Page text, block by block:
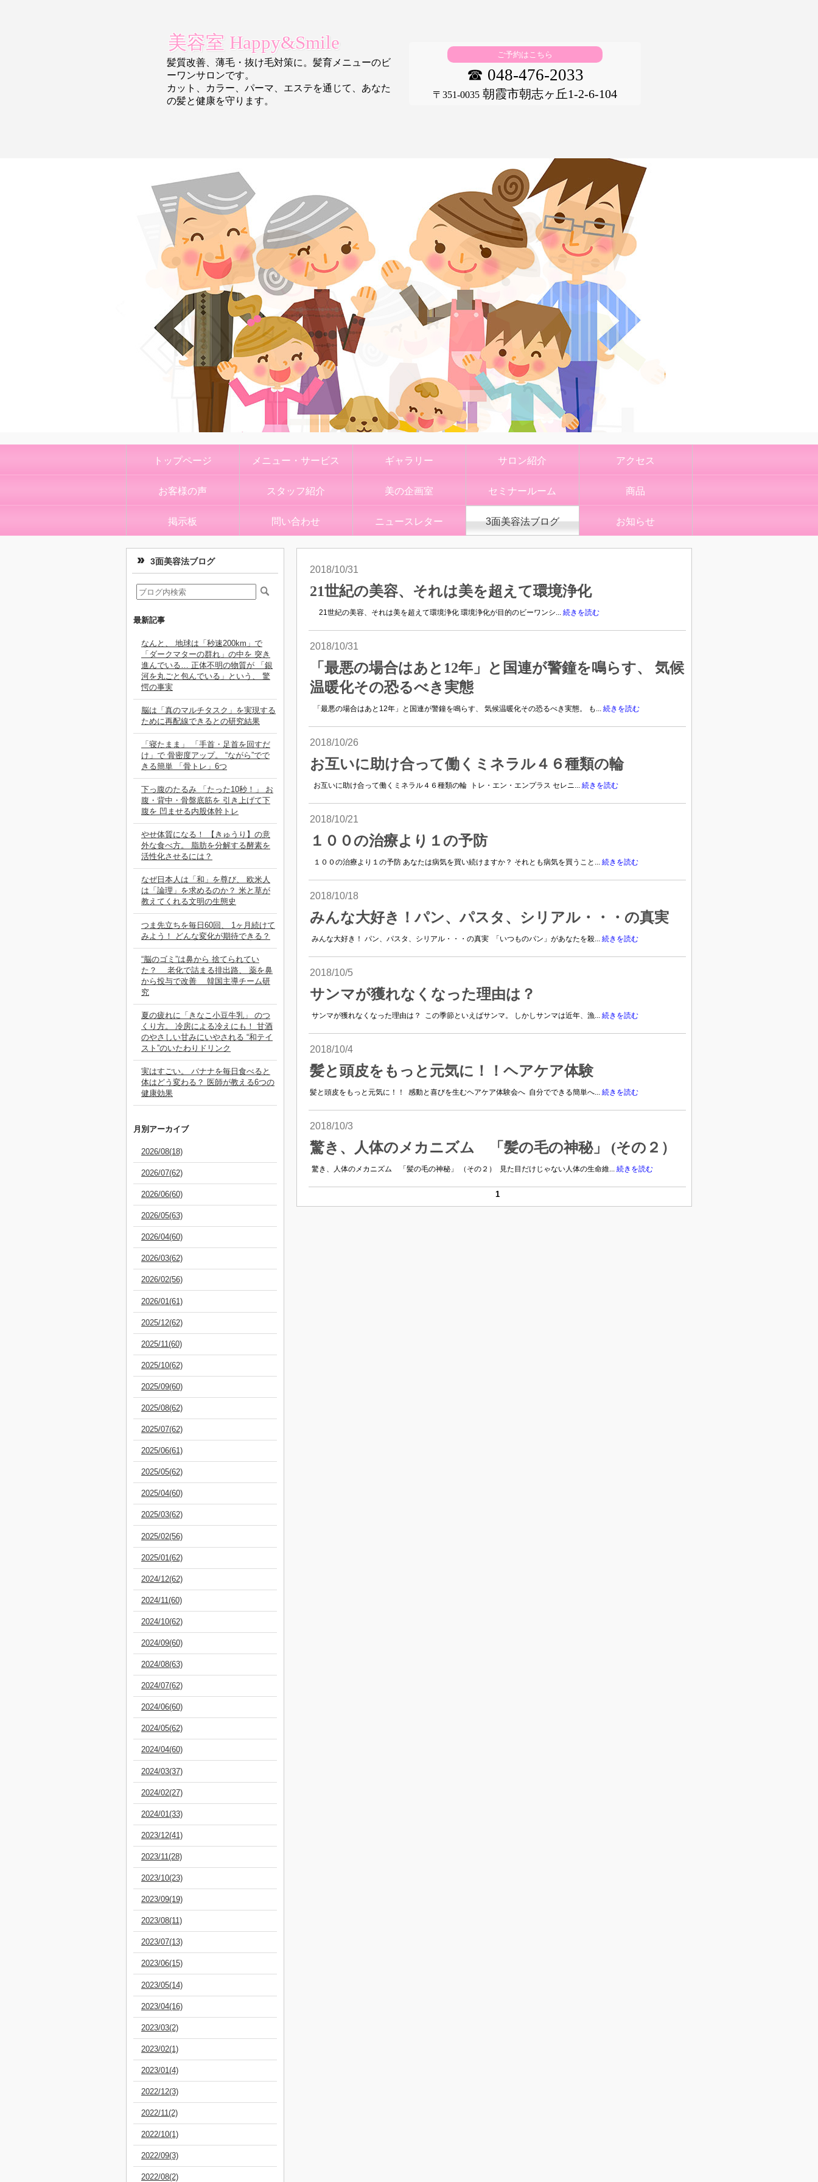
美容室 Happy&Smile
髪質改善、薄毛・抜け毛対策に。髪育メニューのビ
ーワンサロンです。
カット、カラー、パーマ、エステを通じて、あなた
の髪と健康を守ります。
ご予約はこちら
☎ 048-476-2033
〒351-0035 朝霞市朝志ヶ丘1-2-6-104
トップページ メニュー・サービス ギャラリー サロン紹介 アクセス
お客様の声 スタッフ紹介 美の企画室 セミナールーム 商品
掲示板 問い合わせ ニュースレター 3面美容法ブログ お知らせ
3面美容法ブログ
最新記事
なんと、 地球は「秒速200km」で
「ダークマターの群れ」の中を 突き
進んでいる… 正体不明の物質が 「銀
河を丸ごと包んでいる」という、 驚
愕の事実
脳は「真のマルチタスク」を実現する
ために再配線できるとの研究結果
「寝たまま」 「手首・足首を回すだ
け」で 骨密度アップ。 “ながら”でで
きる簡単 「骨トレ」6つ
下っ腹のたるみ 「たった10秒！」 お
腹・背中・骨盤底筋を 引き上げて下
腹を 凹ませる内股体幹トレ
やせ体質になる！ 【きゅうり】の意
外な食べ方。 脂肪を分解する酵素を
活性化させるには？
なぜ日本人は「和」を尊び、 欧米人
は「論理」を求めるのか？ 米と草が
教えてくれる文明の生態史
つま先立ちを毎日60回、 1ヶ月続けて
みよう！ どんな変化が期待できる？
“脳のゴミ”は鼻から 捨てられてい
た？ 老化で詰まる排出路、 薬を鼻
から投与で改善 韓国主導チーム研
究
夏の疲れに「きなこ小豆牛乳」 のつ
くり方。 冷房による冷えにも！ 甘酒
のやさしい甘みにいやされる “和テイ
スト”のいたわりドリンク
実はすごい。 バナナを毎日食べると
体はどう変わる？ 医師が教える6つの
健康効果
月別アーカイブ
2026/08(18)
2026/07(62)
2026/06(60)
2026/05(63)
2026/04(60)
2026/03(62)
2026/02(56)
2026/01(61)
2025/12(62)
2025/11(60)
2025/10(62)
2025/09(60)
2025/08(62)
2025/07(62)
2025/06(61)
2025/05(62)
2025/04(60)
2025/03(62)
2025/02(56)
2025/01(62)
2024/12(62)
2024/11(60)
2024/10(62)
2024/09(60)
2024/08(63)
2024/07(62)
2024/06(60)
2024/05(62)
2024/04(60)
2024/03(37)
2024/02(27)
2024/01(33)
2023/12(41)
2023/11(28)
2023/10(23)
2023/09(19)
2023/08(11)
2023/07(13)
2023/06(15)
2023/05(14)
2023/04(16)
2023/03(2)
2023/02(1)
2023/01(4)
2022/12(3)
2022/11(2)
2022/10(1)
2022/09(3)
2022/08(2)
2018/10/31
21世紀の美容、それは美を超えて環境浄化
21世紀の美容、それは美を超えて環境浄化 環境浄化が目的のビーワンシ... 続きを読む
2018/10/31
「最悪の場合はあと12年」と国連が警鐘を鳴らす、 気候
温暖化その恐るべき実態
「最悪の場合はあと12年」と国連が警鐘を鳴らす、 気候温暖化その恐るべき実態。 も... 続きを読む
2018/10/26
お互いに助け合って働くミネラル４６種類の輪
お互いに助け合って働くミネラル４６種類の輪 トレ・エン・エンプラス セレニ... 続きを読む
2018/10/21
１００の治療より１の予防
１００の治療より１の予防 あなたは病気を買い続けますか？ それとも病気を買うこと... 続きを読む
2018/10/18
みんな大好き！パン、パスタ、シリアル・・・の真実
みんな大好き！ パン、パスタ、シリアル・・・の真実 「いつものパン」があなたを殺... 続きを読む
2018/10/5
サンマが獲れなくなった理由は？
サンマが獲れなくなった理由は？ この季節といえばサンマ。 しかしサンマは近年、漁... 続きを読む
2018/10/4
髪と頭皮をもっと元気に！！ヘアケア体験
髪と頭皮をもっと元気に！！ 感動と喜びを生むヘアケア体験会へ 自分でできる簡単へ... 続きを読む
2018/10/3
驚き、人体のメカニズム 「髪の毛の神秘」 (その２）
驚き、人体のメカニズム 「髪の毛の神秘」 （その２） 見た目だけじゃない人体の生命維... 続きを読む
1